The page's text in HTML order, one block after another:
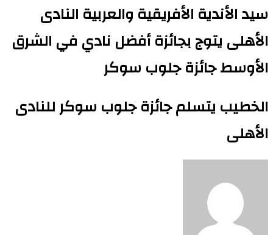
سيد الأندية الأفريقية والعربية النادى
الأهلى يتوج بجائزة أفضل نادي في الشرق
الأوسط جائزة جلوب سوكر
الخطيب يتسلم جائزة جلوب سوكر للنادى
الأهلى